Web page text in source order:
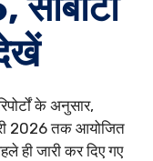
के अनुसार,
2026 तक आयोजित
ही जारी कर दिए गए